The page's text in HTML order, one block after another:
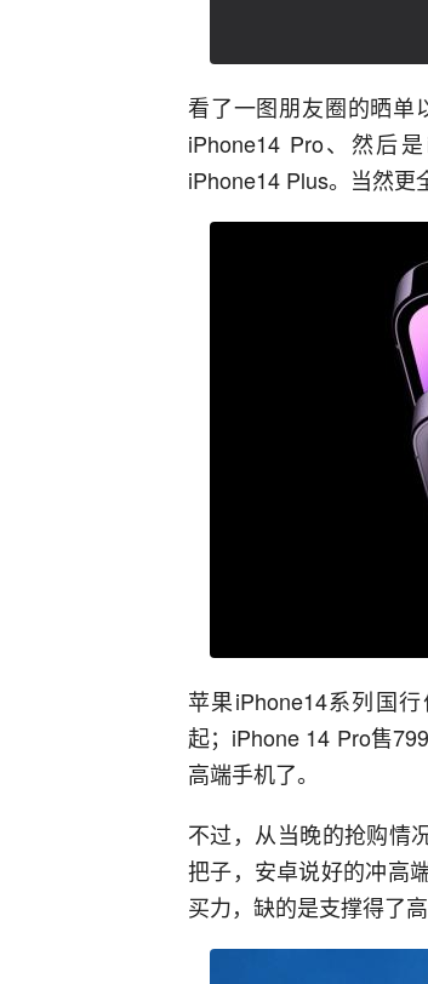
看了一图朋友圈的晒单
iPhone14 Pro、然后
iPhone14 Plus。当然更
苹果iPhone14系列国
起；iPhone 14 Pro售
高端手机了。
不过，从当晚的抢购情
把子，安卓说好的冲高
买力，缺的是支撑得了